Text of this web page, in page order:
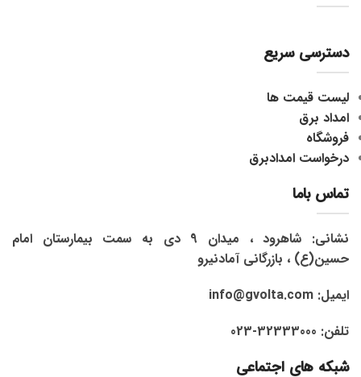
دسترسی سریع
لیست قیمت ها
امداد برق
فروشگاه
درخواست امدادبرق
تماس باما
نشانی: شاهرود ، میدان 9 دی به سمت بیمارستان امام
حسین(ع) ، بازرگانی آمادنیرو
ایمیل: info@gvolta.com
تلفن: 32333000-023
شبکه های اجتماعی